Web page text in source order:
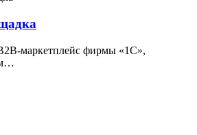
маркетплейс фирмы «1С»,